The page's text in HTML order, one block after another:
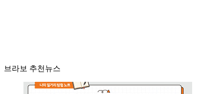
브라보 추천뉴스